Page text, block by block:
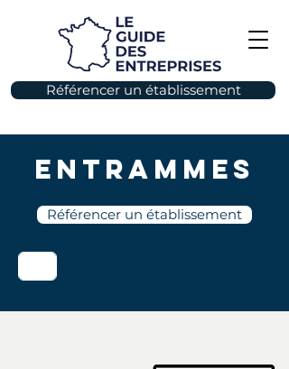
Référencer un établissement
Entrammes
Référencer un établissement